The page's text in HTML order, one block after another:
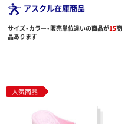
アスクル在庫商品
サイズ・カラー・販売単位違いの商品が15商
品あります
人気商品